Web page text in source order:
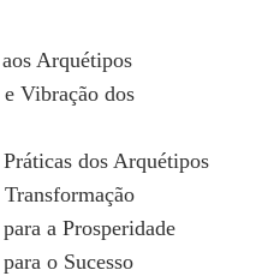
Arquétipos
Vibração dos
dos Arquétipos
a Prosperidade
o Sucesso